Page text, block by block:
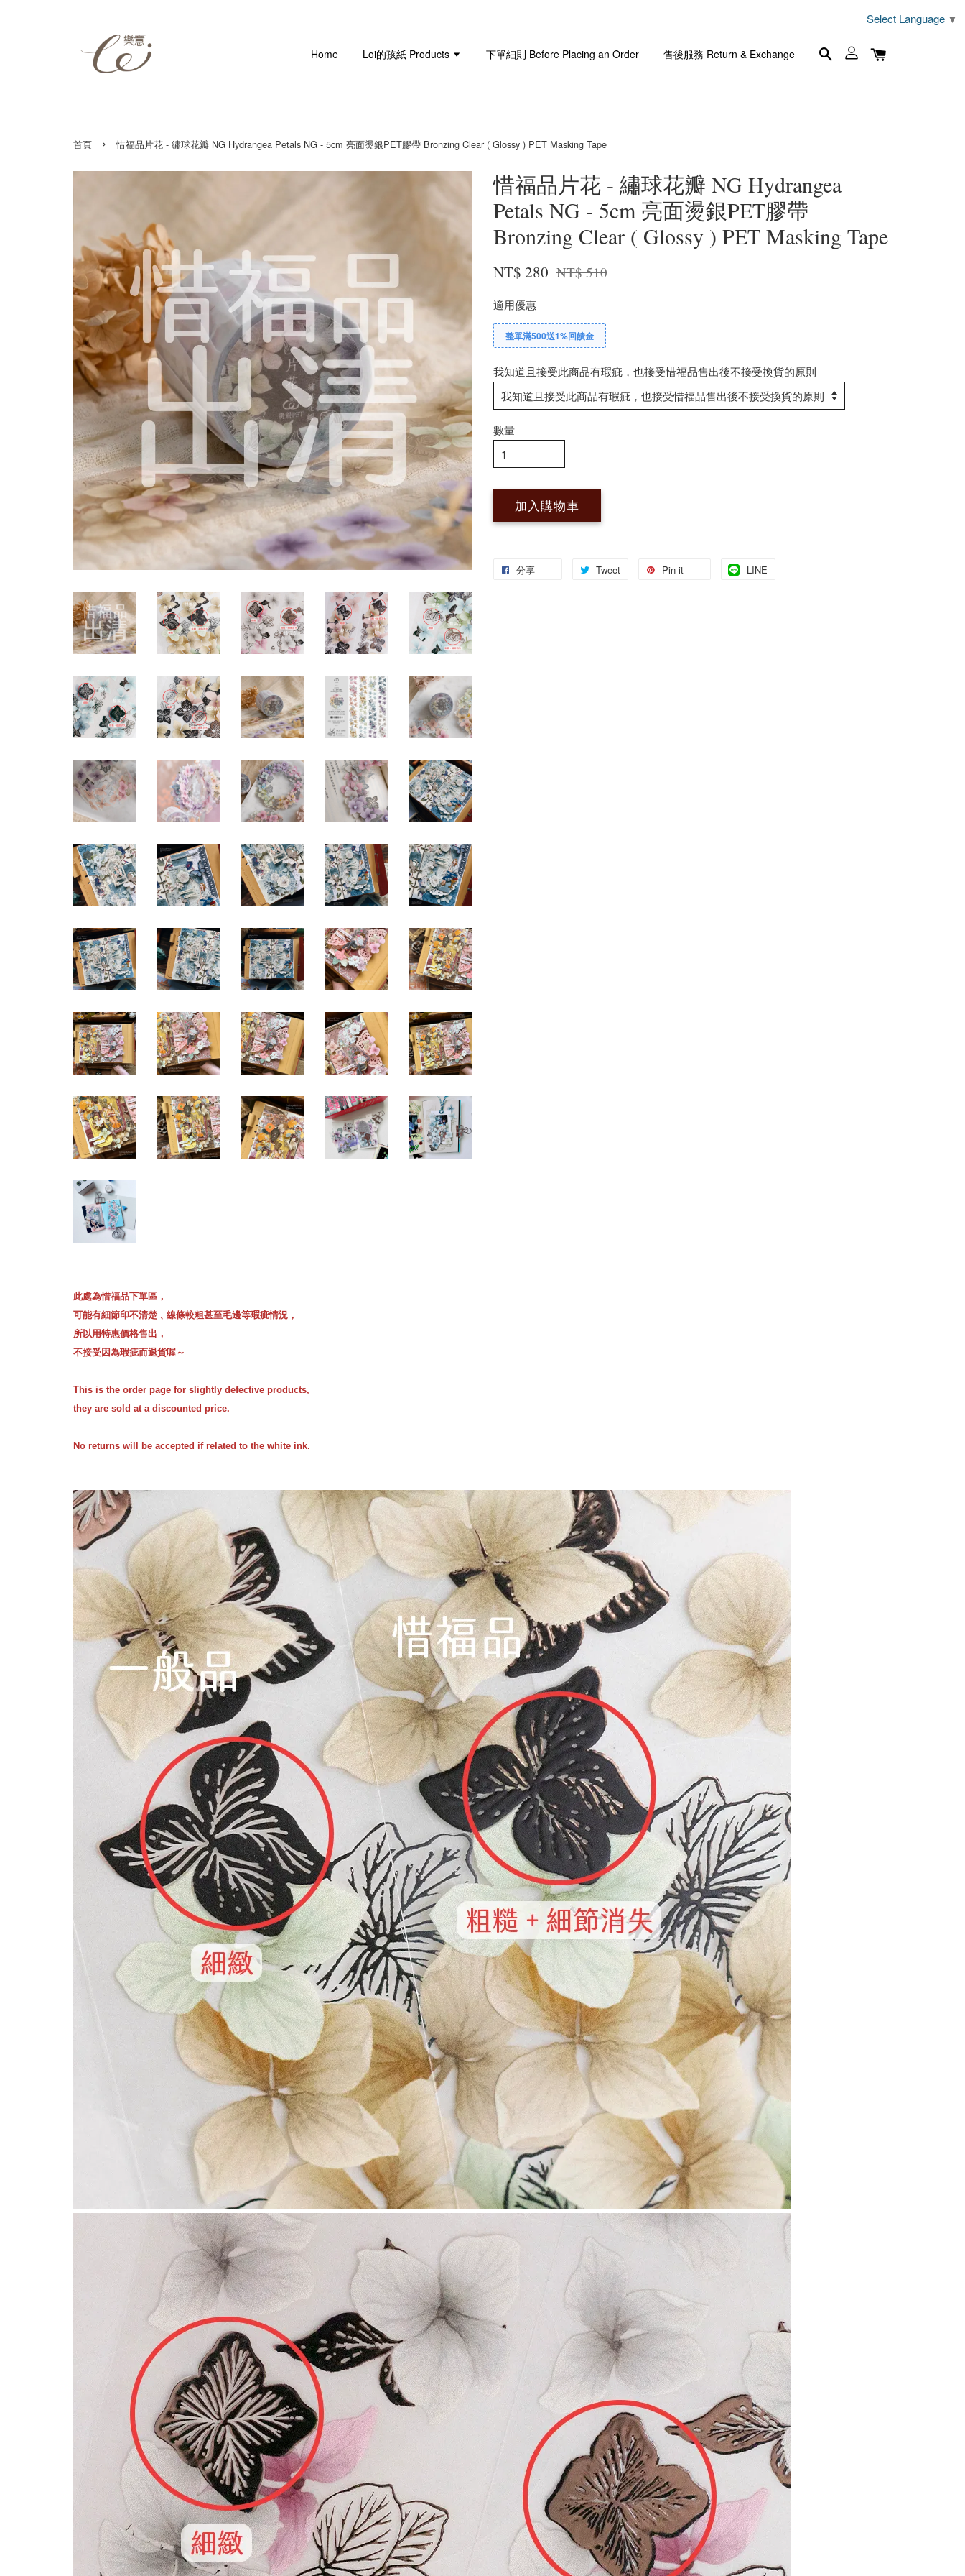
Select Language ▼
Home Loi的孩紙 Products 下單細則 Before Placing an Order 售後服務 Return & Exchange
首頁 › 惜福品片花 - 繡球花瓣 NG Hydrangea Petals NG - 5cm 亮面燙銀PET膠帶 Bronzing Clear ( Glossy ) PET Masking Tape
惜福品片花 - 繡球花瓣 NG Hydrangea
Petals NG - 5cm 亮面燙銀PET膠帶
Bronzing Clear ( Glossy ) PET Masking Tape
NT$ 280 NT$ 510
適用優惠
整單滿500送1%回饋金
我知道且接受此商品有瑕疵，也接受惜福品售出後不接受換貨的原則
數量
加入購物車
分享 Tweet Pin it LINE
此處為惜福品下單區，
可能有細節印不清楚﹑線條較粗甚至毛邊等瑕疵情況，
所以用特惠價格售出，
不接受因為瑕疵而退貨喔～
This is the order page for slightly defective products,
they are sold at a discounted price.
No returns will be accepted if related to the white ink.